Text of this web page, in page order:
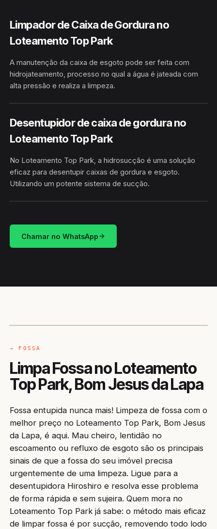
Limpador de Caixa de Gordura no
Loteamento Top Park
A manutenção da caixa de esgoto pode ser feita com
hidrojateamento, processo no qual a água é jateada com
alta pressão e realiza a limpeza.
HIDROJATEAMENTO
LOTEAMENTO TOP PARK · BOM
Desentupidor de caixa de gordura no
Loteamento Top Park
No Loteamento Top Park, a hidrosucção é uma solução
eficaz para desentupir caixas de gordura e esgoto.
Utilizando um potente sistema de sucção.
HIDROSUCÇÃO
LOTEAMENTO TOP PARK · BOM JESUS DA
Chamar no WhatsApp
→ FOSSA
Limpa Fossa no Loteamento
Top Park, Bom Jesus da Lapa
Fossa entupida nunca mais! Limpeza de fossa com o
melhor preço no Loteamento Top Park, Bom Jesus
da Lapa, é aqui. Mau cheiro, lentidão no
escoamento ou refluxo de esgoto são os principais
sinais de que a fossa do seu imóvel precisa
urgentemente de uma limpeza. Ligue para a
desentupidora Hiroshiro e resolva esse problema
de forma rápida e sem sujeira. Quem mora no
Loteamento Top Park já sabe: o método mais eficaz
de limpar fossa é por sucção, removendo todo lodo